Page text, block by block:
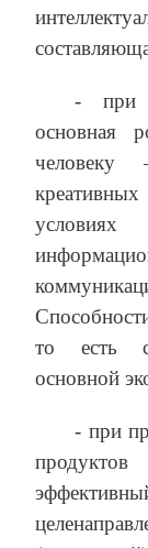
‑ при
основная
человеку
условиях
то есть
основной
‑ при